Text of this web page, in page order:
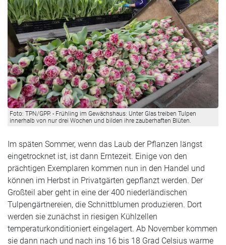
Foto: TPN/GPP. - Frühling im Gewächshaus: Unter Glas treiben Tulpen
innerhalb von nur drei Wochen und bilden ihre zauberhaften Blüten.
Im späten Sommer, wenn das Laub der Pflanzen längst
eingetrocknet ist, ist dann Erntezeit. Einige von den
prächtigen Exemplaren kommen nun in den Handel und
können im Herbst in Privatgärten gepflanzt werden. Der
Großteil aber geht in eine der 400 niederländischen
Tulpengärtnereien, die Schnittblumen produzieren. Dort
werden sie zunächst in riesigen Kühlzellen
temperaturkonditioniert eingelagert. Ab November kommen
sie dann nach und nach ins 16 bis 18 Grad Celsius warme